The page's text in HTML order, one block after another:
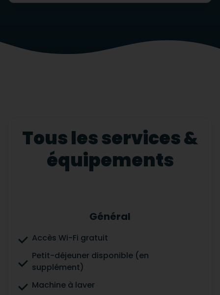
Tous les services &
équipements
Général
Accès Wi-Fi gratuit
Petit-déjeuner disponible (en
supplément)
Machine à laver